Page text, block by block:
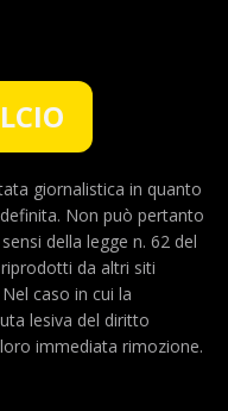
giornalistica in quanto
Non può pertanto
della legge n. 62 del
da altri siti
caso in cui la
lesiva del diritto
immediata rimozione.